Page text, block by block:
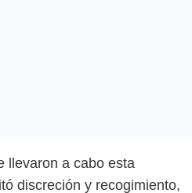
llevaron a cabo esta
discreción y recogimiento,